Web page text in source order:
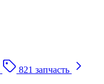
821 запчасть